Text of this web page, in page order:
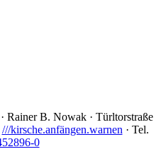
B. Nowak · Türltorstraße
///kirsche.anfängen.warnen · Tel.
0